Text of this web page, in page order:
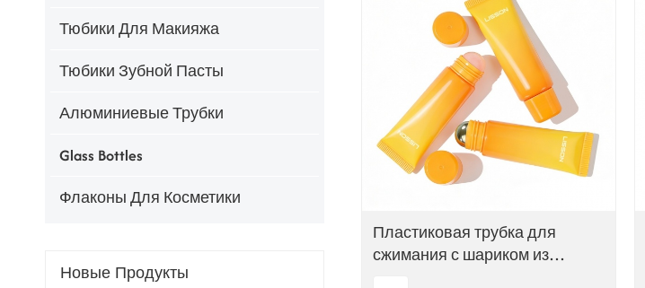
Тюбики Для Макияжа
Тюбики Зубной Пасты
Алюминиевые Трубки
Glass Bottles
Флаконы Для Косметики
Новые Продукты
Пластиковая трубка для
сжимания с шариком из